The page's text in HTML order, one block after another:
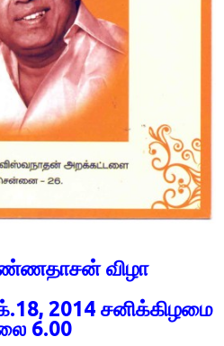
விழா
2014 சனிக்கிழமை
6.00